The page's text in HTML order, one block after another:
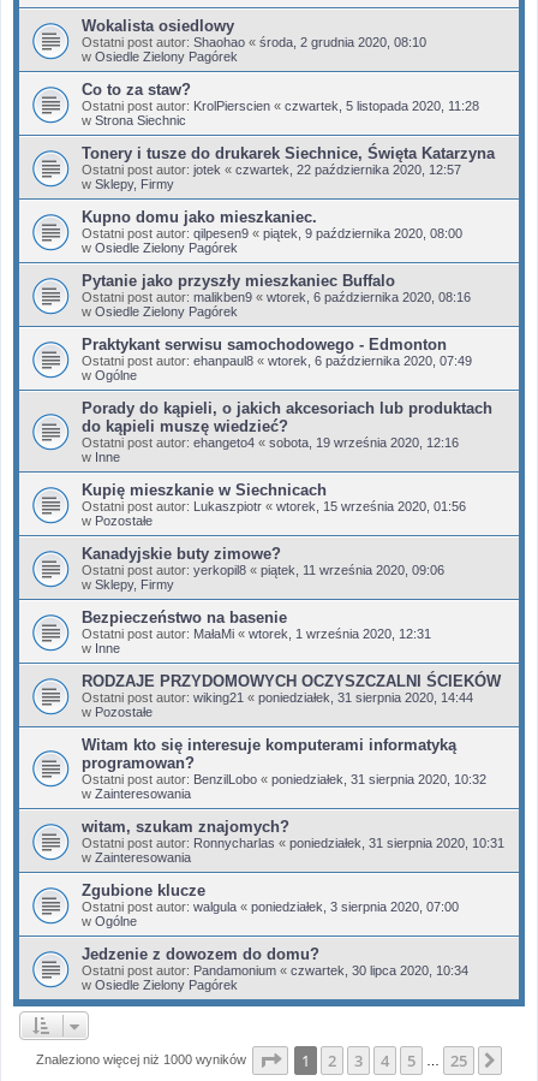
Wokalista osiedlowy
Ostatni post autor: Shaohao « środa, 2 grudnia 2020, 08:10
w Osiedle Zielony Pagórek
Co to za staw?
Ostatni post autor: KrolPierscien « czwartek, 5 listopada 2020, 11:28
w Strona Siechnic
Tonery i tusze do drukarek Siechnice, Święta Katarzyna
Ostatni post autor: jotek « czwartek, 22 października 2020, 12:57
w Sklepy, Firmy
Kupno domu jako mieszkaniec.
Ostatni post autor: qilpesen9 « piątek, 9 października 2020, 08:00
w Osiedle Zielony Pagórek
Pytanie jako przyszły mieszkaniec Buffalo
Ostatni post autor: malikben9 « wtorek, 6 października 2020, 08:16
w Osiedle Zielony Pagórek
Praktykant serwisu samochodowego - Edmonton
Ostatni post autor: ehanpaul8 « wtorek, 6 października 2020, 07:49
w Ogólne
Porady do kąpieli, o jakich akcesoriach lub produktach
do kąpieli muszę wiedzieć?
Ostatni post autor: ehangeto4 « sobota, 19 września 2020, 12:16
w Inne
Kupię mieszkanie w Siechnicach
Ostatni post autor: Lukaszpiotr « wtorek, 15 września 2020, 01:56
w Pozostałe
Kanadyjskie buty zimowe?
Ostatni post autor: yerkopil8 « piątek, 11 września 2020, 09:06
w Sklepy, Firmy
Bezpieczeństwo na basenie
Ostatni post autor: MałaMi « wtorek, 1 września 2020, 12:31
w Inne
RODZAJE PRZYDOMOWYCH OCZYSZCZALNI ŚCIEKÓW
Ostatni post autor: wiking21 « poniedziałek, 31 sierpnia 2020, 14:44
w Pozostałe
Witam kto się interesuje komputerami informatyką
programowan?
Ostatni post autor: BenzilLobo « poniedziałek, 31 sierpnia 2020, 10:32
w Zainteresowania
witam, szukam znajomych?
Ostatni post autor: Ronnycharlas « poniedziałek, 31 sierpnia 2020, 10:31
w Zainteresowania
Zgubione klucze
Ostatni post autor: walgula « poniedziałek, 3 sierpnia 2020, 07:00
w Ogólne
Jedzenie z dowozem do domu?
Ostatni post autor: Pandamonium « czwartek, 30 lipca 2020, 10:34
w Osiedle Zielony Pagórek
Znaleziono więcej niż 1000 wyników Strona z25
1 2 3 4 5 25